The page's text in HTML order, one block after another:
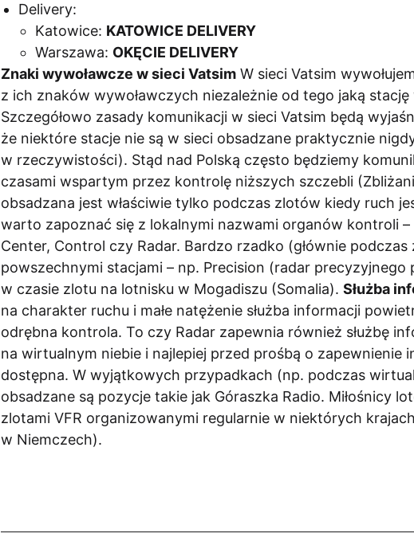
Delivery:
Katowice: KATOWICE DELIVERY
Warszawa: OKĘCIE DELIVERY
Znaki wywoławcze w sieci Vatsim W sieci Vatsim
z ich znaków wywoławczych niezależnie od tego jaką
Szczegółowo zasady komunikacji w sieci Vatsim będą
że niektóre stacje nie są w sieci obsadzane praktycznie
w rzeczywistości). Stąd nad Polską często będziemy
czasami wspartym przez kontrolę niższych szczebli
obsadzana jest właściwie tylko podczas zlotów kiedy ruch
warto zapoznać się z lokalnymi nazwami organów kontroli
Center, Control czy Radar. Bardzo rzadko (głównie
powszechnymi stacjami – np. Precision (radar precyzyjnego
w czasie zlotu na lotnisku w Mogadiszu (Somalia). Służba
na charakter ruchu i małe natężenie służba informacji
odrębna kontrola. To czy Radar zapewnia również służbę
na wirtualnym niebie i najlepiej przed prośbą o zapewnienie
dostępna. W wyjątkowych przypadkach (np. podczas
obsadzane są pozycje takie jak Góraszka Radio. Miłośnicy
zlotami VFR organizowanymi regularnie w niektórych
w Niemczech).